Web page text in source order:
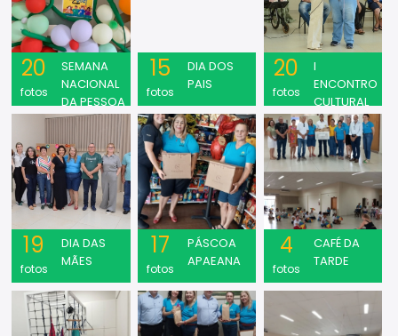
20
fotos
SEMANA
NACIONAL
DA PESSOA
COM
DEFICIÊNCIA
INTELECTUAL
E MÚLTIPLA
15
fotos
DIA DOS
PAIS
20
fotos
I
ENCONTRO
CULTURAL
19
fotos
DIA DAS
MÃES
17
fotos
PÁSCOA
APAEANA
4
fotos
CAFÉ DA
TARDE